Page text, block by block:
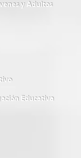
y Adultos
Educativa